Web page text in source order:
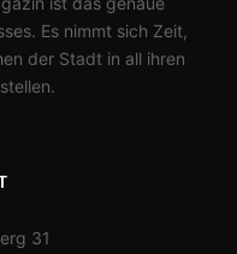
Es nimmt sich Zeit,
der Stadt in all ihren
31